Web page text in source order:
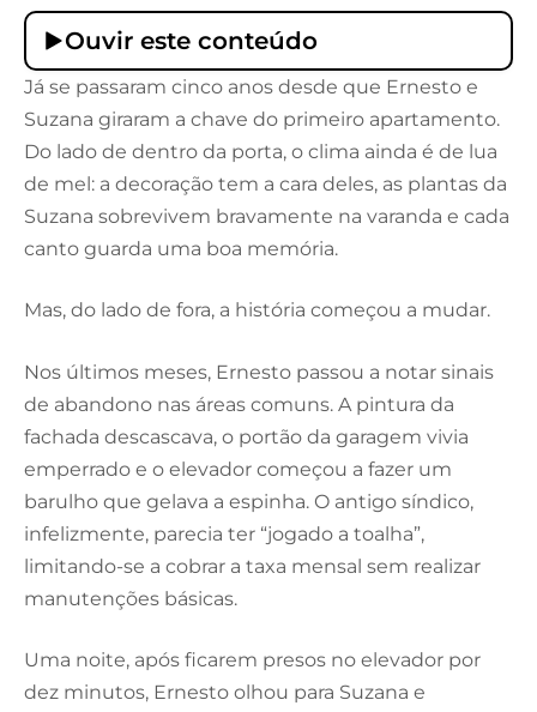
Ouvir este conteúdo
Já se passaram cinco anos desde que Ernesto e
Suzana giraram a chave do primeiro apartamento.
Do lado de dentro da porta, o clima ainda é de lua
de mel: a decoração tem a cara deles, as plantas da
Suzana sobrevivem bravamente na varanda e cada
canto guarda uma boa memória.
Mas, do lado de fora, a história começou a mudar.
Nos últimos meses, Ernesto passou a notar sinais
de abandono nas áreas comuns. A pintura da
fachada descascava, o portão da garagem vivia
emperrado e o elevador começou a fazer um
barulho que gelava a espinha. O antigo síndico,
infelizmente, parecia ter “jogado a toalha”,
limitando-se a cobrar a taxa mensal sem realizar
manutenções básicas.
Uma noite, após ficarem presos no elevador por
dez minutos, Ernesto olhou para Suzana e